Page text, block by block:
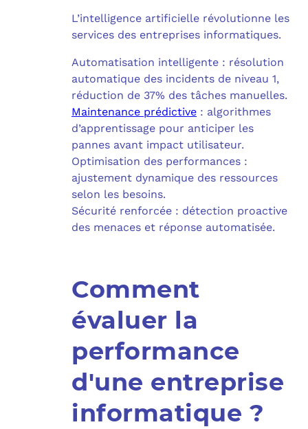
L’intelligence artificielle révolutionne les
services des entreprises informatiques.
Automatisation intelligente : résolution
automatique des incidents de niveau 1,
réduction de 37% des tâches manuelles.
Maintenance prédictive : algorithmes
d’apprentissage pour anticiper les
pannes avant impact utilisateur.
Optimisation des performances :
ajustement dynamique des ressources
selon les besoins.
Sécurité renforcée : détection proactive
des menaces et réponse automatisée.
Comment
évaluer la
performance
d'une entreprise
informatique ?